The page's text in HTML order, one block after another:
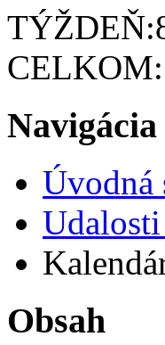
TÝŽDEŇ:
CELKOM:
Navigácia
Úvodná
Obsah